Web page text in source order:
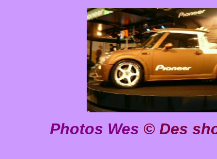
Photos Wes © Des